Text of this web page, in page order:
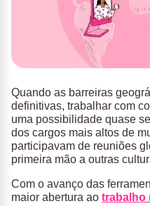
Quando as barreiras
definitivas, trabalhar com
uma possibilidade quase
dos cargos mais altos de
participavam de reuniões
primeira mão a outras
Com o avanço das
maior abertura ao trabalho